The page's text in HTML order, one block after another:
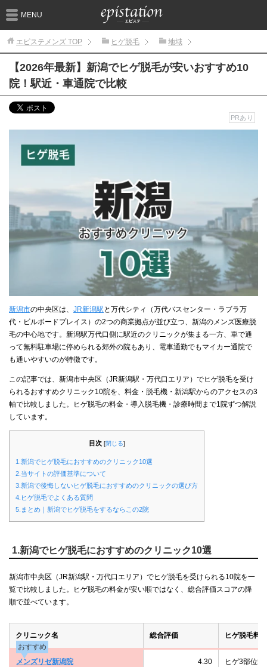
MENU
エピステメンズ TOP ヒゲ脱毛 地域
【2026年最新】新潟でヒゲ脱毛が安いおすすめ10
院！駅近・車通院で比較
PRあり
新潟市の中央区は、 JR新潟駅 と万代シティ（万代バスセンター・ラブラ万
代・ビルボードプレイス）の2つの商業拠点が並び立つ、新潟のメンズ医療脱
毛の中心地です。新潟駅万代口側に駅近のクリニックが集まる一方、車で通
って無料駐車場に停められる郊外の院もあり、電車通勤でもマイカー通院で
も通いやすいのが特徴です。
この記事では、新潟市中央区（JR新潟駅・万代口エリア）でヒゲ脱毛を受け
られるおすすめクリニック10院を、料金・脱毛機・新潟駅からのアクセスの3
軸で比較しました。ヒゲ脱毛の料金・導入脱毛機・診療時間まで1院ずつ解説
しています。
目次 [閉じる]
1.新潟でヒゲ脱毛におすすめのクリニック10選
2.当サイトの評価基準について
3.新潟で後悔しないヒゲ脱毛におすすめのクリニックの選び方
4.ヒゲ脱毛でよくある質問
5.まとめ｜新潟でヒゲ脱毛をするならこの2院
1.新潟でヒゲ脱毛におすすめのクリニック10選
新潟市中央区（JR新潟駅・万代口エリア）でヒゲ脱毛を受けられる10院を一
覧で比較しました。ヒゲ脱毛の料金が安い順ではなく、総合評価スコアの降
順で並べています。
クリニック名 総合評価
ヒゲ脱毛料
おすすめ
メンズリゼ新潟院
4.30 ヒゲ3部位5